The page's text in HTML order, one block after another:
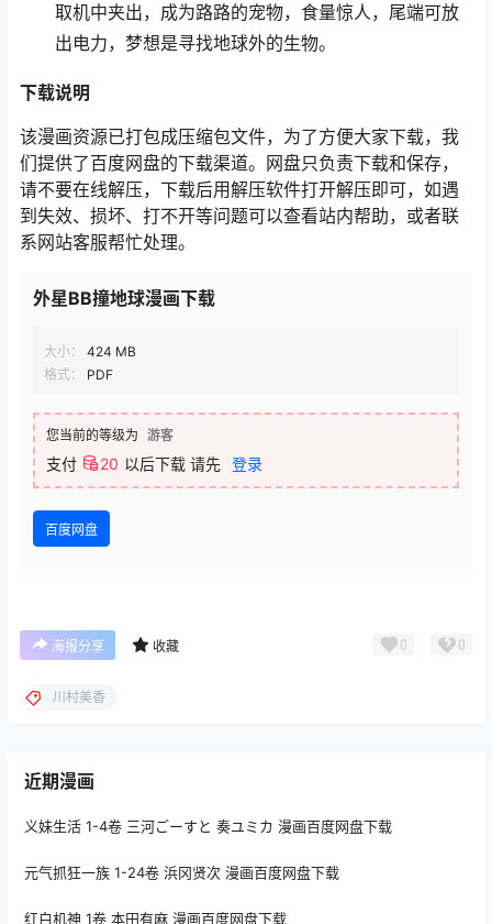
取机中夹出，成为路路的宠物，食量惊人，尾端可放
出电力，梦想是寻找地球外的生物。
下载说明
该漫画资源已打包成压缩包文件，为了方便大家下载，我
们提供了百度网盘的下载渠道。网盘只负责下载和保存，
请不要在线解压，下载后用解压软件打开解压即可，如遇
到失效、损坏、打不开等问题可以查看站内帮助，或者联
系网站客服帮忙处理。
外星BB撞地球漫画下载
大小：
424 MB
格式：
PDF
您当前的等级为 游客
支付 20 以后下载 请先 登录
百度网盘
海报分享 收藏 0 0
川村美香
近期漫画
义妹生活 1-4卷 三河ごーすと 奏ユミカ 漫画百度网盘下载
元气抓狂一族 1-24卷 浜冈贤次 漫画百度网盘下载
红白机神 1卷 本田有麻 漫画百度网盘下载